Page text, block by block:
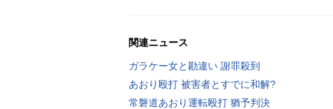
関連ニュース
ガラケー女と勘違い 謝罪殺到
あおり殴打 被害者とすでに和解?
常磐道あおり運転殴打 猶予判決